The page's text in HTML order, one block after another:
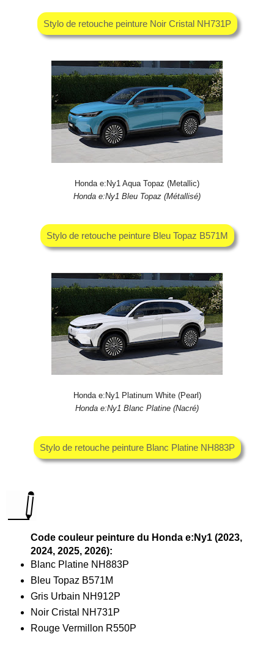
Stylo de retouche peinture Noir Cristal NH731P
Honda e:Ny1 Aqua Topaz (Metallic)
Honda e:Ny1 Bleu Topaz (Métallisé)
Stylo de retouche peinture Bleu Topaz B571M
Honda e:Ny1 Platinum White (Pearl)
Honda e:Ny1 Blanc Platine (Nacré)
Stylo de retouche peinture Blanc Platine NH883P
Code couleur peinture du Honda e:Ny1 (2023,
2024, 2025, 2026):
Blanc Platine NH883P
Bleu Topaz B571M
Gris Urbain NH912P
Noir Cristal NH731P
Rouge Vermillon R550P